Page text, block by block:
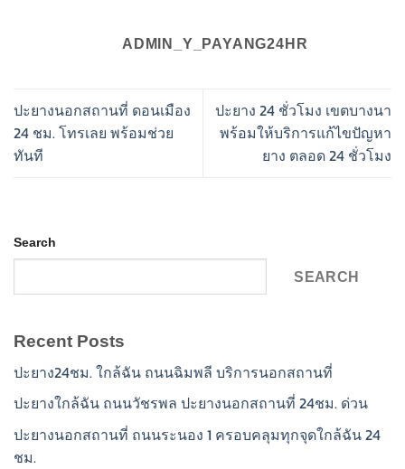
ADMIN_Y_PAYANG24HR
ปะยางนอกสถานที่ ดอนเมือง
24 ชม. โทรเลย พร้อมช่วย
ทันที
ปะยาง 24 ชั่วโมง เขตบางนา
พร้อมให้บริการแก้ไขปัญหา
ยาง ตลอด 24 ชั่วโมง
Search
SEARCH
Recent Posts
ปะยาง24ชม. ใกล้ฉัน ถนนฉิมพลี บริการนอกสถานที่
ปะยางใกล้ฉัน ถนนวัชรพล ปะยางนอกสถานที่ 24ชม. ด่วน
ปะยางนอกสถานที่ ถนนระนอง 1 ครอบคลุมทุกจุดใกล้ฉัน 24
ชม.